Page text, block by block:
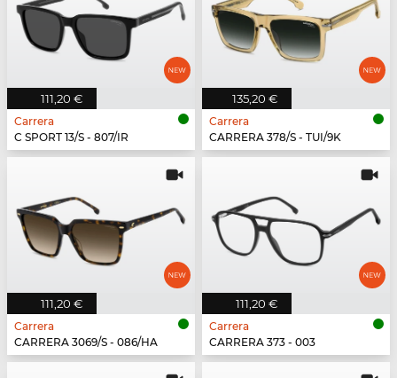
111,20 €
Carrera
C SPORT 13/S - 807/IR
135,20 €
Carrera
CARRERA 378/S - TUI/9K
111,20 €
Carrera
CARRERA 3069/S - 086/HA
111,20 €
Carrera
CARRERA 373 - 003